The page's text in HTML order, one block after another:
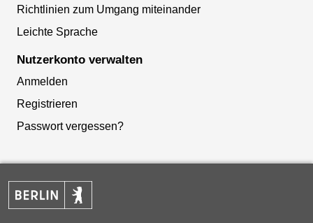
Richtlinien zum Umgang miteinander
Leichte Sprache
Nutzerkonto verwalten
Anmelden
Registrieren
Passwort vergessen?